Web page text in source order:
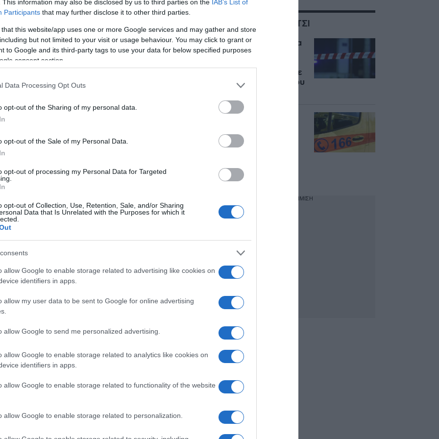
This information may also be disclosed by us to third parties on the IAB’s List of
Participants that may further disclose it to other third parties.
that this website/app uses one or more Google services and may gather and store
but not limited to your visit or usage behaviour. You may click to grant or
to Google and its third-party tags to use your data for below specified purposes
consent section.
Data Processing Opt Outs
opt-out of the Sharing of my personal data.
opt-out of the Sale of my Personal Data.
opt-out of processing my Personal Data for Targeted
opt-out of Collection, Use, Retention, Sale, and/or Sharing
Data that Is Unrelated with the Purposes for which it
allow Google to enable storage related to advertising like cookies on
identifiers in apps.
allow my user data to be sent to Google for online advertising
allow Google to send me personalized advertising.
allow Google to enable storage related to analytics like cookies on
identifiers in apps.
allow Google to enable storage related to functionality of the website
allow Google to enable storage related to personalization.
της εκκλησίας, ενώ
του ναού. Οι εικόνες που
κόσμο να χορεύει στους ρυθμούς
ΣΧΕΤΙΚΑ ΜΕ:ΓΑΛΑΤΣΙ
Γαλάτσι: Ανοιχτά όλα
τα ενδεχόμενα για
80χρονου – Τι έδειξε
η πρώτη εξέταση του
Νεκρός 80χρονος
στο Γαλάτσι –
Εξετάζεται το
ενέργειας
ΔΙΑΦΗΜΙΣΗ